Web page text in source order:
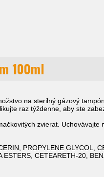
100ml
na sterilný gázový
raz týždenne , aby ste
zvierat. Uchovávajte
PROPYLENE GLYCOL,
ESTERS, CETEARETH-20,